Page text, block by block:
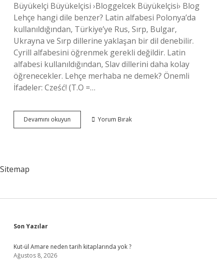
Büyükelçi Büyükelçisi ›Bloggelcek Büyükelçisi› Blog
Lehçe hangi dile benzer? Latin alfabesi Polonya’da
kullanıldığından, Türkiye’ye Rus, Sırp, Bulgar,
Ukrayna ve Sırp dillerine yaklaşan bir dil denebilir.
Cyrill alfabesini öğrenmek gerekli değildir. Latin
alfabesi kullanıldığından, Slav dillerini daha kolay
öğrenecekler. Lehçe merhaba ne demek? Önemli
İfadeler: Cześć! (T.O =…
Devamını okuyun
Nasıl
Yorum Bırak
Sitemap
Sidebar
Son Yazılar
Kut-ül Amare neden tarih kitaplarında yok ?
Ağustos 8, 2026